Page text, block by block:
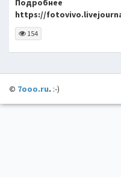
Подробнее
https://
154
© 7ooo.ru. :-)